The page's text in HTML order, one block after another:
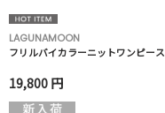
LAGUNAMOON
フリルバイカラーニットワンピース
19,800 円